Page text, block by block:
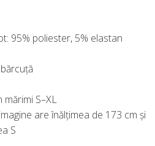
95% poliester, 5% elastan
mărimi S–XL
are înălțimea de 173 cm și
S